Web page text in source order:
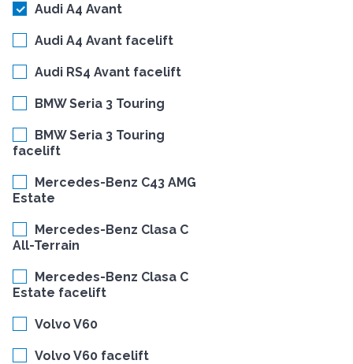
Audi A4 Avant
Audi A4 Avant facelift
Audi RS4 Avant facelift
BMW Seria 3 Touring
BMW Seria 3 Touring
facelift
Mercedes-Benz C43 AMG
Estate
Mercedes-Benz Clasa C
All-Terrain
Mercedes-Benz Clasa C
Estate facelift
Volvo V60
Volvo V60 facelift